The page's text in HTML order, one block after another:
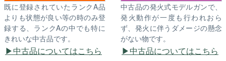
既に登録されていたランクA品
よりも状態が良い等の時のみ登
録する、ランクAの中でも特に
きれいな中古品です。
中古品についてはこちら
中古品の発火式モデルガンで、
発火動作が一度も行われおら
ず、発火に伴うダメージの懸念
がない物です。
中古品についてはこちら